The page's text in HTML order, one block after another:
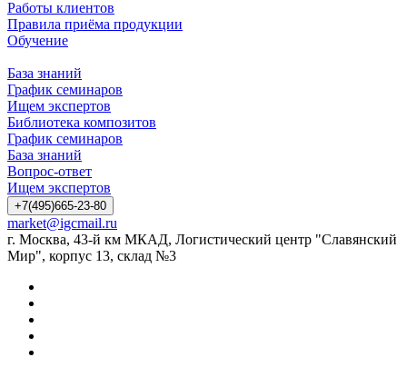
Работы клиентов
Правила приёма продукции
Обучение
База знаний
График семинаров
Ищем экспертов
Библиотека композитов
График семинаров
База знаний
Вопрос-ответ
Ищем экспертов
+7(495)665-23-80
market@igcmail.ru
г. Москва, 43-й км МКАД, Логистический центр "Славянский
Мир", корпус 13, склад №3